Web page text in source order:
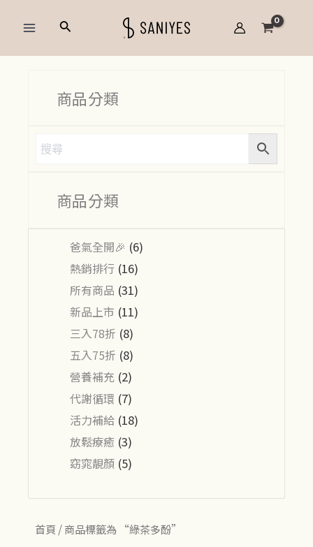
搜
商品分類
商品分類
爸氣全開🎉 (6)
熱銷排行 (16)
所有商品 (31)
新品上市 (11)
三入78折 (8)
五入75折 (8)
營養補充 (2)
代謝循環 (7)
活力補給 (18)
放鬆療癒 (3)
窈窕靚顏 (5)
首頁 / 商品標籤為 “綠茶多酚”